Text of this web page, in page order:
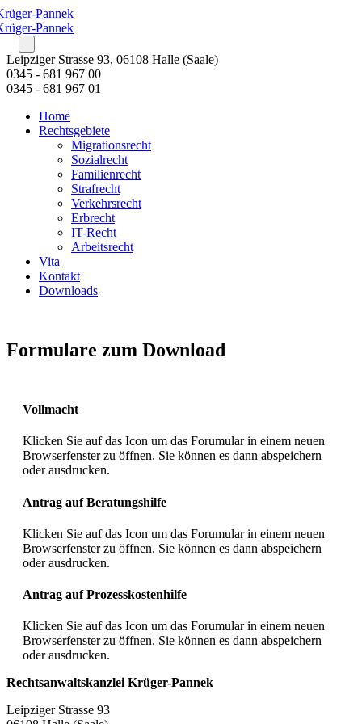
Leipziger Strasse 93, 06108 Halle (Saale)
0345 - 681 967 00
0345 - 681 967 01
Home
Rechtsgebiete
Migrationsrecht
Sozialrecht
Familienrecht
Strafrecht
Verkehrsrecht
Erbrecht
IT-Recht
Arbeitsrecht
Vita
Kontakt
Downloads
Formulare zum Download
Vollmacht
Klicken Sie auf das Icon um das Forumular in einem neuen
Browserfenster zu öffnen. Sie können es dann abspeichern
oder ausdrucken.
Antrag auf Beratungshilfe
Klicken Sie auf das Icon um das Forumular in einem neuen
Browserfenster zu öffnen. Sie können es dann abspeichern
oder ausdrucken.
Antrag auf Prozesskostenhilfe
Klicken Sie auf das Icon um das Forumular in einem neuen
Browserfenster zu öffnen. Sie können es dann abspeichern
oder ausdrucken.
Rechtsanwaltskanzlei Krüger-Pannek
Leipziger Strasse 93